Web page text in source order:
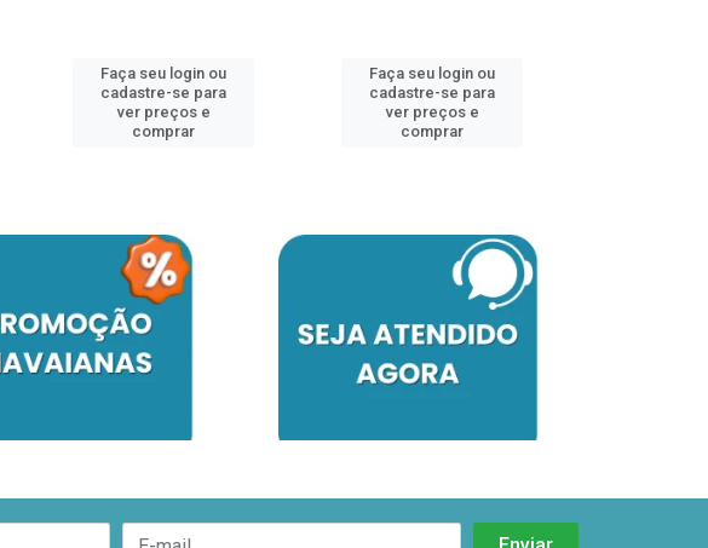
Faça seu login ou
cadastre-se para
ver preços e
comprar
Faça seu login ou
cadastre-se para
ver preços e
comprar